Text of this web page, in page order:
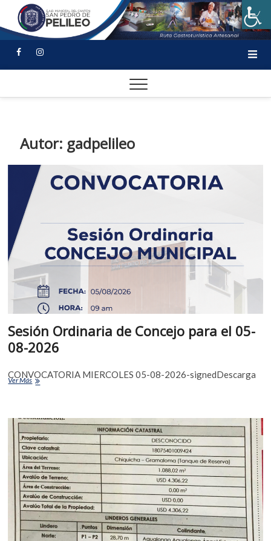
Autor: gadpelileo
Sesión Ordinaria de Concejo para el 05-
08-2026
CONVOCATORIA MIERCOLES 05-08-2026-signedDescarga
Ver Más